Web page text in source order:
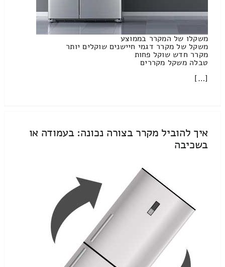
משקלו של המקרר בממוצע
משקל של מקרר דגמי חיישנים שוקלים יותר
מקרר חדש שוקל פחות
טבלה משקל מקררים
[…]
איך להוביל מקרר בצורה נכונה: בעמודה או
בשכיבה